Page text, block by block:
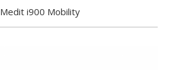
Medit i900 Mobility